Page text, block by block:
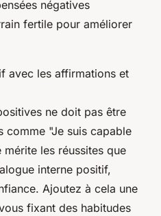
négatives
fertile pour améliorer
avec les affirmations et
ne doit pas être
comme "Je suis capable
les réussites que
interne positif,
Ajoutez à cela une
fixant des habitudes